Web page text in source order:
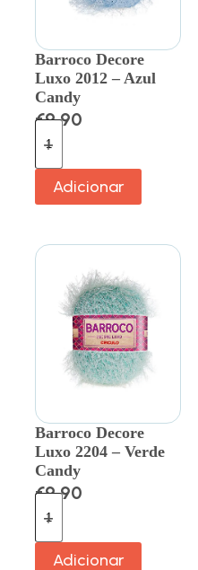
Barroco Decore
Luxo 2012 – Azul
Candy
€9.90
Adicionar
Barroco Decore
Luxo 2204 – Verde
Candy
€9.90
Adicionar